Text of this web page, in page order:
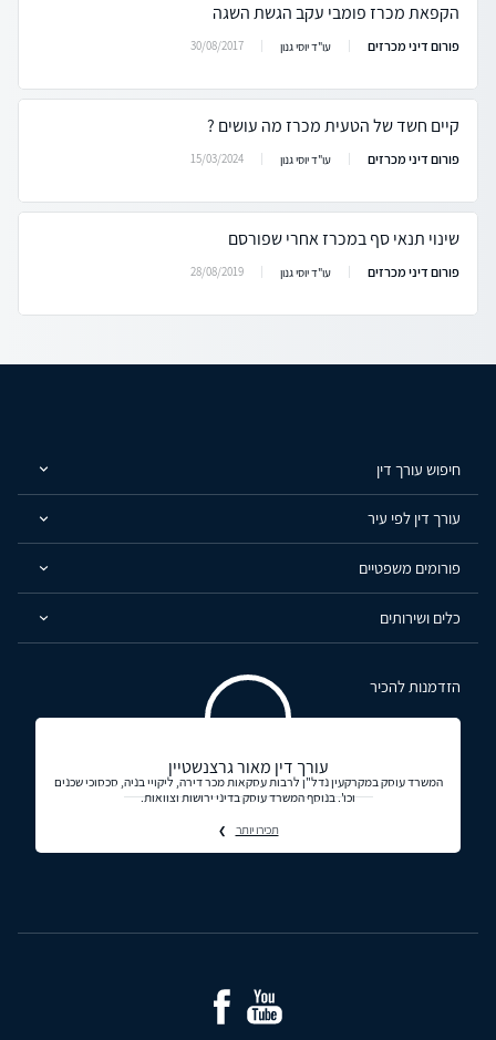
הקפאת מכרז פומבי עקב הגשת השגה
פורום דיני מכרזים עו"ד יוסי גנון 30/08/2017
קיים חשד של הטעית מכרז מה עושים ?
פורום דיני מכרזים עו"ד יוסי גנון 15/03/2024
שינוי תנאי סף במכרז אחרי שפורסם
פורום דיני מכרזים עו"ד יוסי גנון 28/08/2019
חיפוש עורך דין
עורך דין לפי עיר
פורומים משפטיים
כלים ושירותים
הזדמנות להכיר
עורך דין מאור גרצנשטיין
המשרד עוסק במקרקעין נדל"ן לרבות עסקאות מכר דירה, ליקויי בניה, סכסוכי שכנים
וכו'. בנוסף המשרד עוסק בדיני ירושות וצוואות.
תכירו יותר